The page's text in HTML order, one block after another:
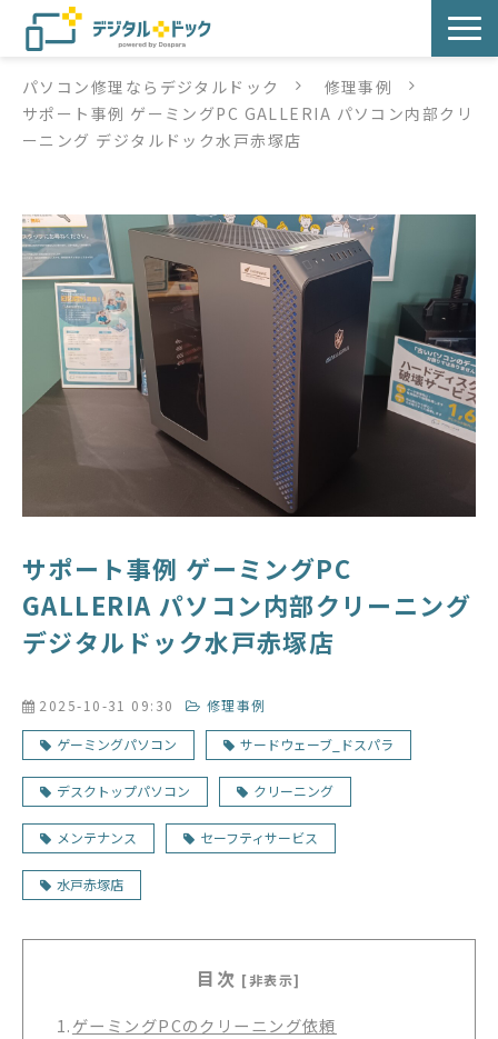
パソコン修理
サービス
サービス提供方法
店舗紹介
デジタルドックブログ
パソコン修理ならデジタルドック
修理事例
サポート事例 ゲーミングPC GALLERIA パソコン内部クリ
ーニング デジタルドック水戸赤塚店
サポート事例 ゲーミングPC
GALLERIA パソコン内部クリーニング
デジタルドック水戸赤塚店
2025-10-31 09:30 修理事例
ゲーミングパソコン サードウェーブ_ドスパラ
デスクトップパソコン クリーニング
メンテナンス セーフティサービス
水戸赤塚店
目次 [非表示]
1.ゲーミングPCのクリーニング依頼